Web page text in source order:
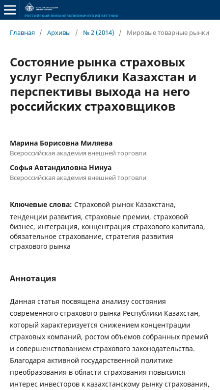
Главная / Архивы / № 2 (2014) / Мировые товарные рынки
Состояние рынка страховых
услуг Республики Казахстан и
перспективы выхода на него
российских страховщиков
Марина Борисовна Миляева
Всероссийская академия внешней торговли
Софья Автандиловна Нинуа
Всероссийская академия внешней торговли
Ключевые слова: Страховой рынок Казахстана,
тенденции развития, страховые премии, страховой
бизнес, интеграция, концентрация страхового капитала,
обязательное страхование, стратегия развития
страхового рынка
Аннотация
Данная статья посвящена анализу состояния
современного страхового рынка Республики Казахстан,
который характеризуется снижением концентрации
страховых компаний, ростом объемов собранных премий
и совершенствованием страхового законодательства.
Благодаря активной государственной политике
преобразования в области страхования повысился
интерес инвесторов к казахстанскому рынку страхования,